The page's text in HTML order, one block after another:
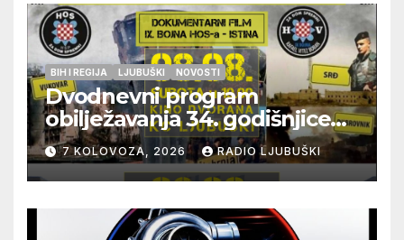
BIH I REGIJA LJUBUŠKI NOVOSTI
Dvodnevni program
obilježavanja 34. godišnjice
pogibije generala Blaža
Kraljevića i osmorice
pripadnika HOS-a
7 KOLOVOZA, 2026 RADIO LJUBUŠKI